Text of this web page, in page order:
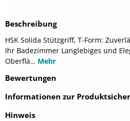
Beschreibung
HSK Solida Stützgriff, T-Form:
Ihr Badezimmer Langlebiges und
Oberflä… Mehr
Bewertungen
Informationen zur
Hinweis